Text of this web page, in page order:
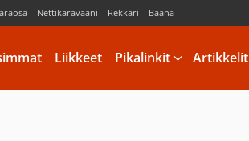
Nettikaravaani Rekkari Baana
Liikkeet Pikalinkit Artikkelit